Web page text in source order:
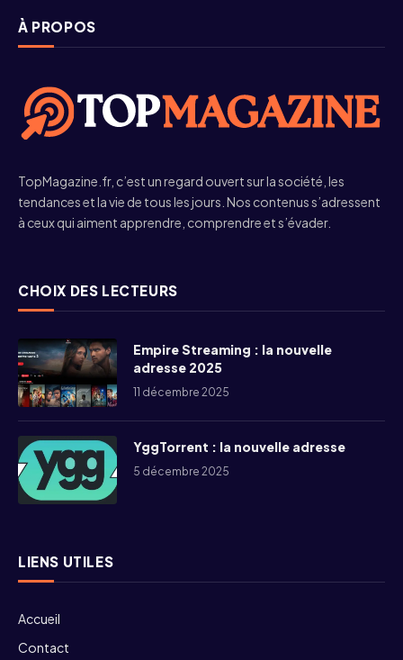
À PROPOS
TopMagazine.fr, c’est un regard ouvert sur la société, les
tendances et la vie de tous les jours. Nos contenus s’adressent
à ceux qui aiment apprendre, comprendre et s’évader.
CHOIX DES LECTEURS
Empire Streaming : la nouvelle
adresse 2025
11 décembre 2025
YggTorrent : la nouvelle adresse
5 décembre 2025
LIENS UTILES
Accueil
Contact